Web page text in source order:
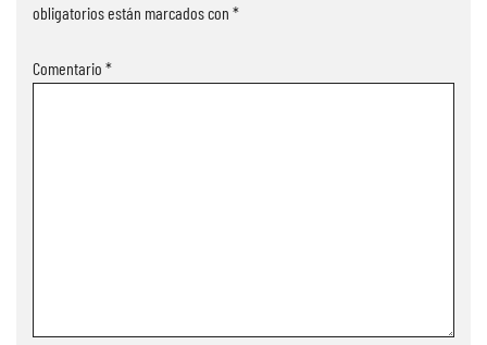
obligatorios están marcados con *
Comentario *